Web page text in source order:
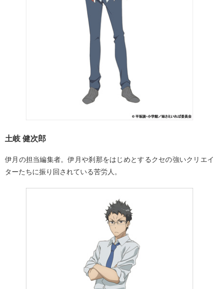
土岐 健次郎
伊月の担当編集者。伊月や刹那をはじめとするクセの強いクリエイ
ターたちに振り回されている苦労人。